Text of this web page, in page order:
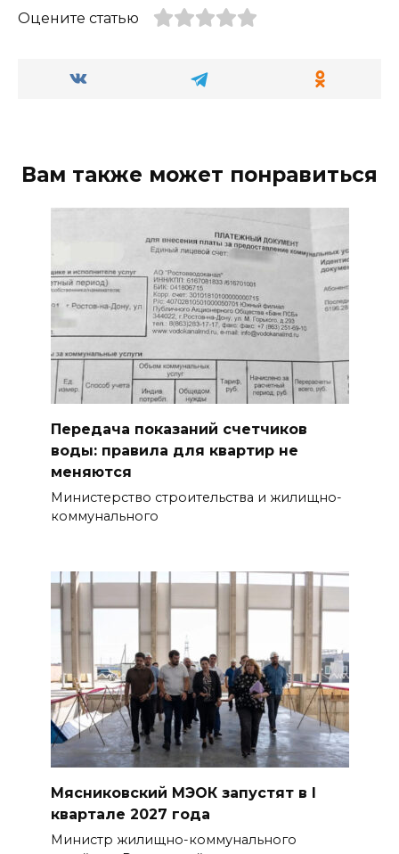
Оцените статью
Вам также может понравиться
Передача показаний счетчиков
воды: правила для квартир не
меняются
Министерство строительства и жилищно-
коммунального
Мясниковский МЭОК запустят в I
квартале 2027 года
Министр жилищно-коммунального